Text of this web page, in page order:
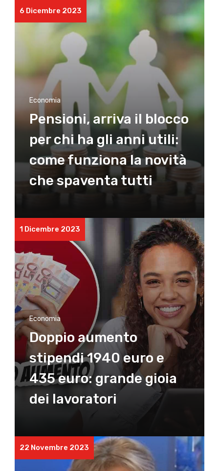
6 Dicembre 2023
Economia
Pensioni, arriva il blocco
per chi ha gli anni utili:
come funziona la novità
che spaventa tutti
1 Dicembre 2023
Economia
Doppio aumento
stipendi 1940 euro e
435 euro: grande gioia
dei lavoratori
22 Novembre 2023